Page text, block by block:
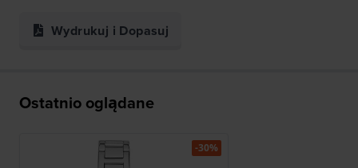
Wydrukuj i Dopasuj
Ostatnio oglądane
-30%